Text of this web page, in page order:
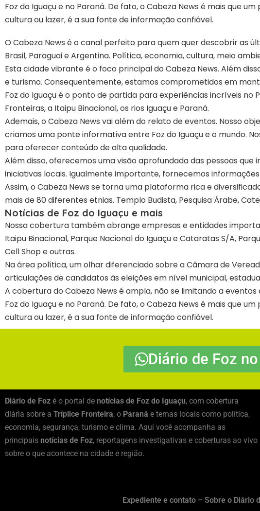
Foz do Iguaçu e no Paraná. De fato, o Cabeza News é mais que
cultura ou lazer, é a sua fonte de informação confiável.
O Cabeza News é o canal perfeito para quem quer descobrir as
Brasil, Paraguai e Argentina. Política, economia, cultura, meio
Esta cidade vibrante é o foco principal do Cabeza News. Além
e turismo. Consequentemente, estamos comprometidos em
Foz do Iguaçu é o ponto de partida para experiências incríveis no
Fronteiras, a Itaipu Binacional, os rios Iguaçu e Paraná.
Ademais, o Cabeza News vai além do relato de eventos. Nosso
criamos uma ponte informativa entre Foz do Iguaçu e o mundo.
para oferecer conteúdo de alta qualidade.
Além disso, oferecemos uma visão aprofundada das pessoas
iniciativas locais. Igualmente importante, fornecemos
Assim, o Cabeza News se torna uma plataforma rica e
mais de 80 diferentes etnias. Templo Budista, Pesquisa Árabe,
Notícias de Foz do Iguaçu e mais
Nossa cobertura também abrange empresas e entidades
Itaipu Binacional, Parque Nacional do Iguaçu e Cataratas S/A,
Cell Shop e outras.
Na área política, um olhar diferenciado sobre a Câmara de
articulações de candidatos às eleições em nível municipal,
A cobertura do Cabeza News é ampla, não se limitando a
Foz do Iguaçu e no Paraná. De fato, o Cabeza News é mais que
cultura ou lazer, é a sua fonte de informação confiável.
Diário de Foz
Diário de Foz é o portal de notícias de Foz do Iguaçu, com cobertura
diária sobre a Tríplice Fronteira, o Paraná e temas locais como política,
economia, segurança, turismo e clima. Aqui você acompanha as
principais notícias de Foz, reportagens investigativas e coberturas ao vivo
sobre o que acontece na cidade e região.
Expediente e contato – Sobre o Diário